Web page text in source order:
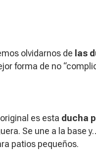
olvidarnos de las
forma de no
es esta ducha
Se une a la base
patios pequeños.